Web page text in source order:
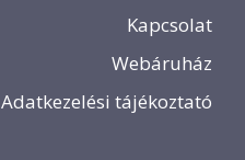
Kapcsolat
Webáruház
Adatkezelési tájékoztató